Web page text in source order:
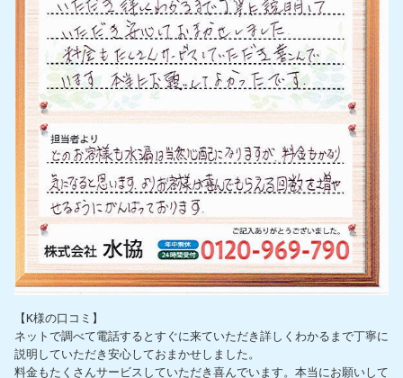
【K様の口コミ】
ネットで調べて電話するとすぐに来ていただき詳しくわかるまで丁寧に
説明していただき安心しておまかせしました。
料金もたくさんサービスしていただき喜んでいます。本当にお願いして